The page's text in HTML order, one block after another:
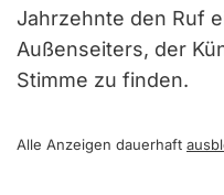
Jahrzehnte den Ruf
Außenseiters, der
Stimme zu finden.
Alle Anzeigen dauerhaft